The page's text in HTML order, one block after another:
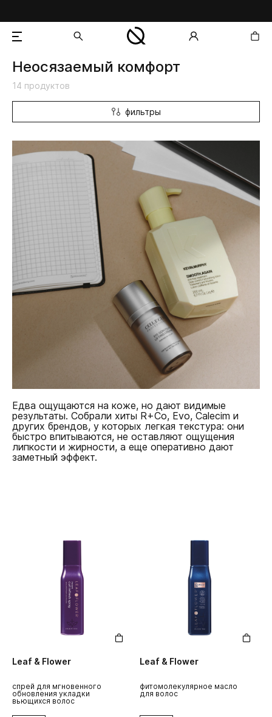
добавлен в корзину
Неосязаемый комфорт
14 продуктов
фильтры
Едва ощущаются на коже, но дают видимые
результаты. Собрали хиты R+Co, Evo, Calecim и
других брендов, у которых легкая текстура: они
быстро впитываются, не оставляют ощущения
липкости и жирности, а еще оперативно дают
заметный эффект.
Leaf & Flower
спрей для мгновенного
обновления укладки
вьющихся волос
Leaf & Flower
фитомолекулярное масло
для волос